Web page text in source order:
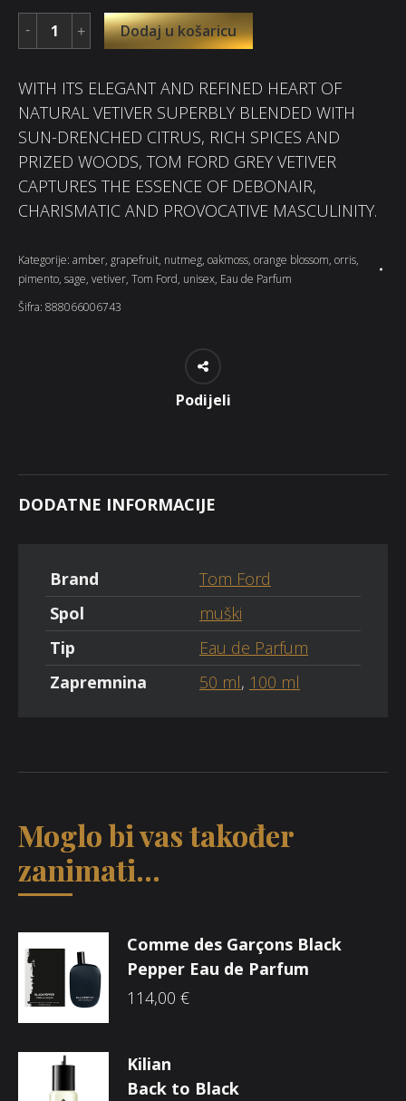
Dodaj u košaricu
WITH ITS ELEGANT AND REFINED HEART OF
NATURAL VETIVER SUPERBLY BLENDED WITH
SUN-DRENCHED CITRUS, RICH SPICES AND
PRIZED WOODS, TOM FORD GREY VETIVER
CAPTURES THE ESSENCE OF DEBONAIR,
CHARISMATIC AND PROVOCATIVE MASCULINITY.
Kategorije: amber, grapefruit, nutmeg, oakmoss, orange blossom, orris,
pimento, sage, vetiver, Tom Ford, unisex, Eau de Parfum
Šifra: 888066006743
Podijeli
DODATNE INFORMACIJE
Brand
Tom Ford
Spol
muški
Tip
Eau de Parfum
Zapremnina
50 ml, 100 ml
Moglo bi vas također
zanimati...
Comme des Garçons Black
Pepper Eau de Parfum
114,00 €
Kilian
Back to Black